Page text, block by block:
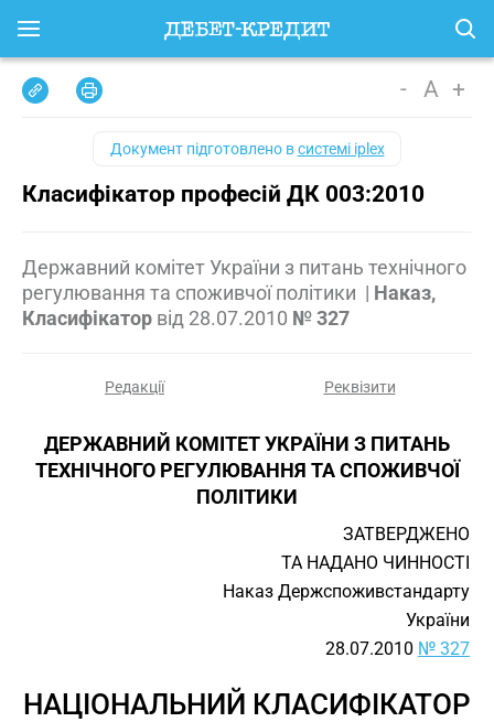
- A +
Документ підготовлено всистемі iplex
Класифікатор професій ДК 003:2010
Державний комітет України з питань технічного
регулювання та споживчої політики | Наказ,
Класифікатор від 28.07.2010 № 327
Редакції Реквізити
ДЕРЖАВНИЙ КОМІТЕТ УКРАЇНИ З ПИТАНЬ
ТЕХНІЧНОГО РЕГУЛЮВАННЯ ТА СПОЖИВЧОЇ
ПОЛІТИКИ
ЗАТВЕРДЖЕНО
ТА НАДАНО ЧИННОСТІ
Наказ Держспоживстандарту
України
28.07.2010 № 327
НАЦІОНАЛЬНИЙ КЛАСИФІКАТОР